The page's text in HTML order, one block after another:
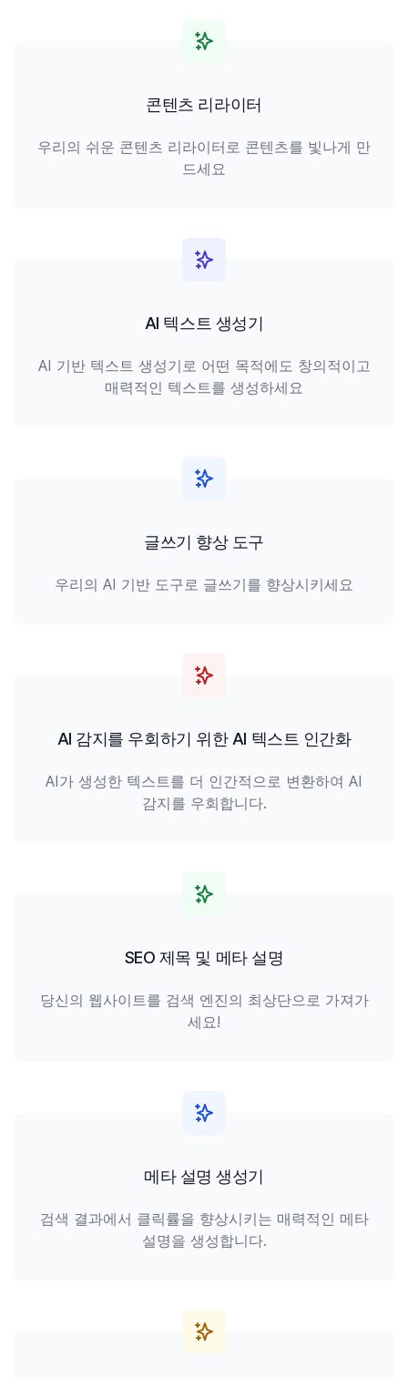
콘텐츠 리라이터
우리의 쉬운 콘텐츠 리라이터로 콘텐츠를 빛나게 만
드세요
AI 텍스트 생성기
AI 기반 텍스트 생성기로 어떤 목적에도 창의적이고
매력적인 텍스트를 생성하세요
글쓰기 향상 도구
우리의 AI 기반 도구로 글쓰기를 향상시키세요
AI 감지를 우회하기 위한 AI 텍스트 인간화
AI가 생성한 텍스트를 더 인간적으로 변환하여 AI
감지를 우회합니다.
SEO 제목 및 메타 설명
당신의 웹사이트를 검색 엔진의 최상단으로 가져가
세요!
메타 설명 생성기
검색 결과에서 클릭률을 향상시키는 매력적인 메타
설명을 생성합니다.